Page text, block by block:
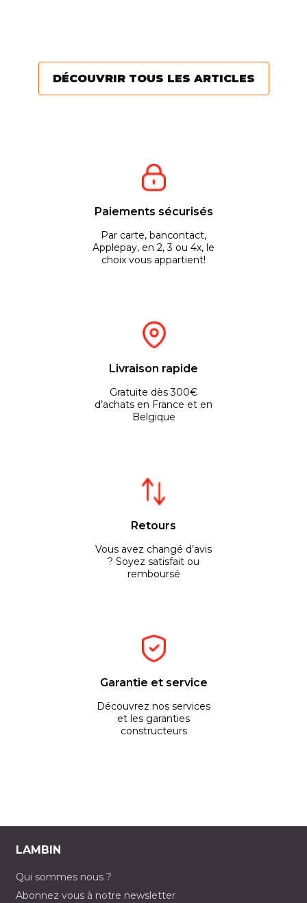
DÉCOUVRIR TOUS LES ARTICLES
Paiements sécurisés
Par carte, bancontact,
Applepay, en 2, 3 ou 4x, le
choix vous appartient!
Livraison rapide
Gratuite dès 300€
d’achats en France et en
Belgique
Retours
Vous avez changé d’avis
? Soyez satisfait ou
remboursé
Garantie et service
Découvrez nos services
et les garanties
constructeurs
LAMBIN
Qui sommes nous ?
Abonnez vous à notre newsletter